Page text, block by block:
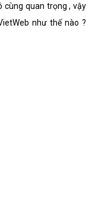
cùng quan trọng , vậy
như thế nào ?